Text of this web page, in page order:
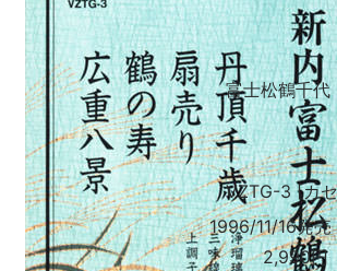
富士松鶴千代
VZTG-3 [カ
1996/11/16発売
2,990円